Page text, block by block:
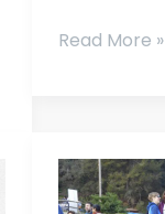
Read More »
3a
regata